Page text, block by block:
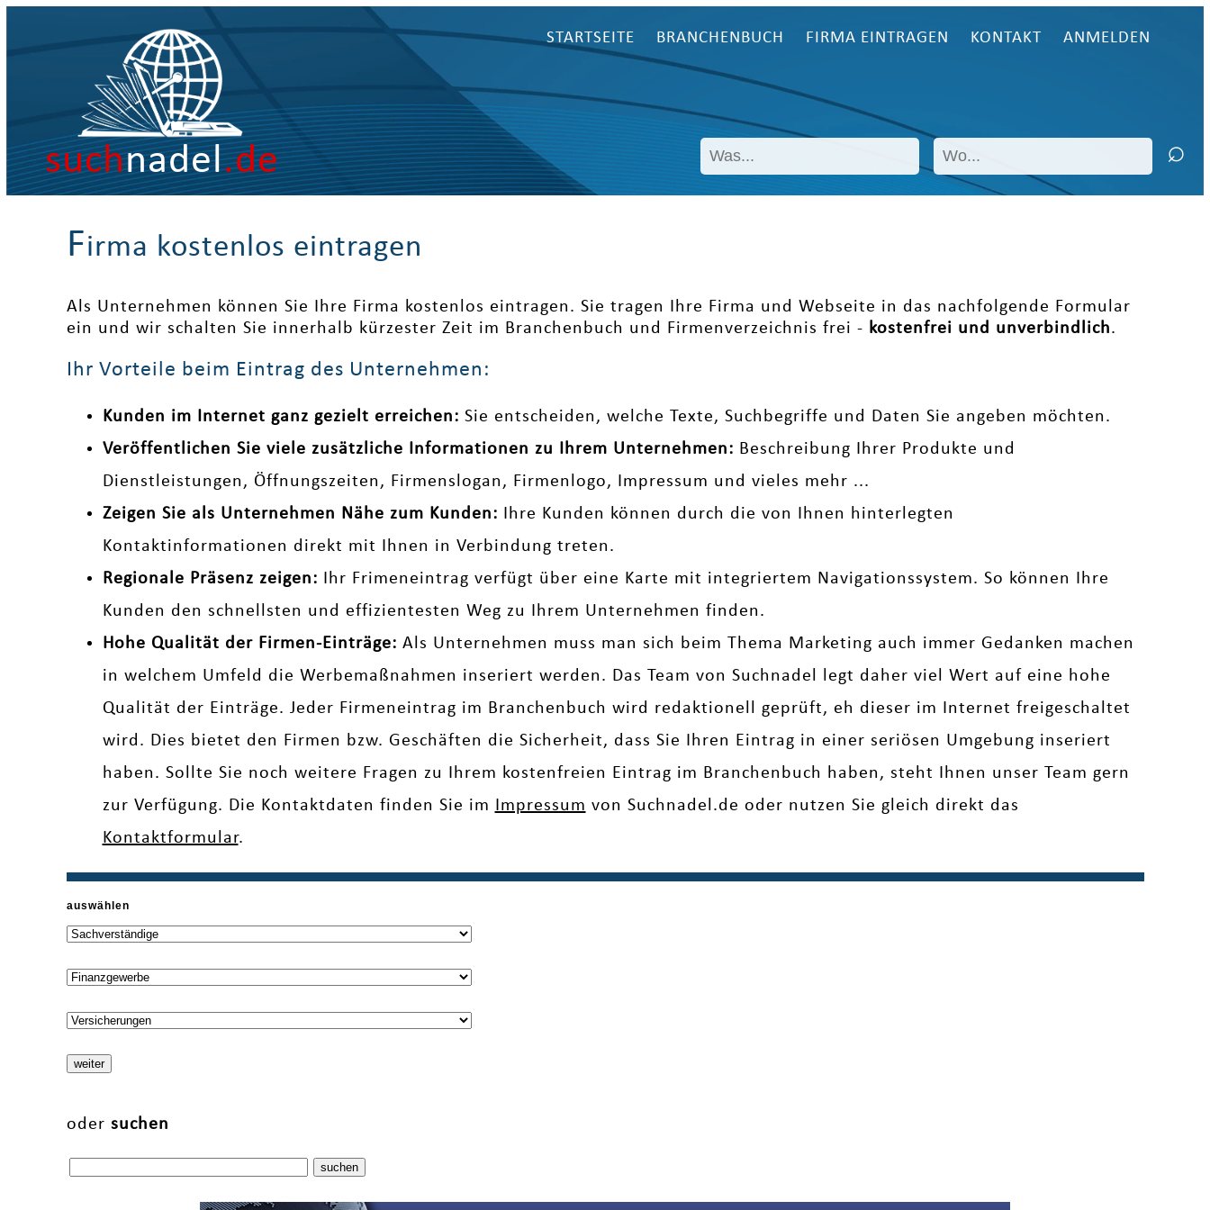
suchnadel.de
STARTSEITE BRANCHENBUCH FIRMA EINTRAGEN KONTAKT ANMELDEN
Firma kostenlos eintragen
Als Unternehmen können Sie Ihre Firma kostenlos eintragen. Sie tragen Ihre Firma und Webseite in das nachfolgende Formular
ein und wir schalten Sie innerhalb kürzester Zeit im Branchenbuch und Firmenverzeichnis frei - kostenfrei und unverbindlich.
Ihr Vorteile beim Eintrag des Unternehmen:
Kunden im Internet ganz gezielt erreichen: Sie entscheiden, welche Texte, Suchbegriffe und Daten Sie angeben möchten.
Veröffentlichen Sie viele zusätzliche Informationen zu Ihrem Unternehmen: Beschreibung Ihrer Produkte und
Dienstleistungen, Öffnungszeiten, Firmenslogan, Firmenlogo, Impressum und vieles mehr ...
Zeigen Sie als Unternehmen Nähe zum Kunden: Ihre Kunden können durch die von Ihnen hinterlegten
Kontaktinformationen direkt mit Ihnen in Verbindung treten.
Regionale Präsenz zeigen: Ihr Frimeneintrag verfügt über eine Karte mit integriertem Navigationssystem. So können Ihre
Kunden den schnellsten und effizientesten Weg zu Ihrem Unternehmen finden.
Hohe Qualität der Firmen-Einträge: Als Unternehmen muss man sich beim Thema Marketing auch immer Gedanken machen
in welchem Umfeld die Werbemaßnahmen inseriert werden. Das Team von Suchnadel legt daher viel Wert auf eine hohe
Qualität der Einträge. Jeder Firmeneintrag im Branchenbuch wird redaktionell geprüft, eh dieser im Internet freigeschaltet
wird. Dies bietet den Firmen bzw. Geschäften die Sicherheit, dass Sie Ihren Eintrag in einer seriösen Umgebung inseriert
haben. Sollte Sie noch weitere Fragen zu Ihrem kostenfreien Eintrag im Branchenbuch haben, steht Ihnen unser Team gern
zur Verfügung. Die Kontaktdaten finden Sie im Impressum von Suchnadel.de oder nutzen Sie gleich direkt das
Kontaktformular.
auswählen
oder suchen